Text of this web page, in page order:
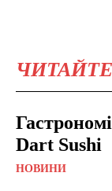
Dart Sushi
НОВИНИ